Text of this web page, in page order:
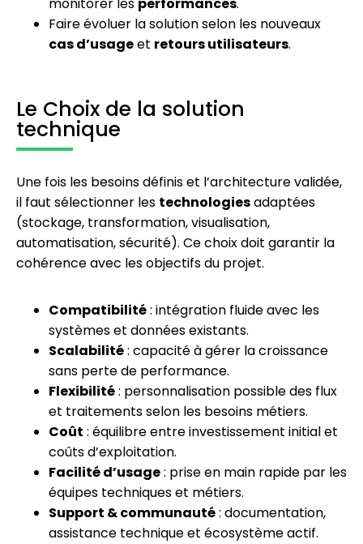
Faire évoluer la solution selon les nouveaux
cas d’usageet retours utilisateurs.
Le Choix de la solution
technique
Une fois les besoins définis et l’architecture validée,
il faut sélectionner les technologiesadaptées
(stockage, transformation, visualisation,
automatisation, sécurité). Ce choix doit garantir la
cohérence avec les objectifs du projet.
Compatibilité: intégration fluide avec les
systèmes et données existants.
Scalabilité: capacité à gérer la croissance
sans perte de performance.
Flexibilité: personnalisation possible des flux
et traitements selon les besoins métiers.
Coût : équilibre entre investissement initial et
coûts d’exploitation.
Facilité d’usage: prise en main rapide par les
équipes techniques et métiers.
Support & communauté: documentation,
assistance technique et écosystème actif.